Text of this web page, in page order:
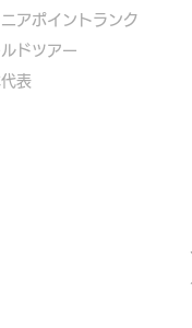
アポイントランク
ドツアー
代表